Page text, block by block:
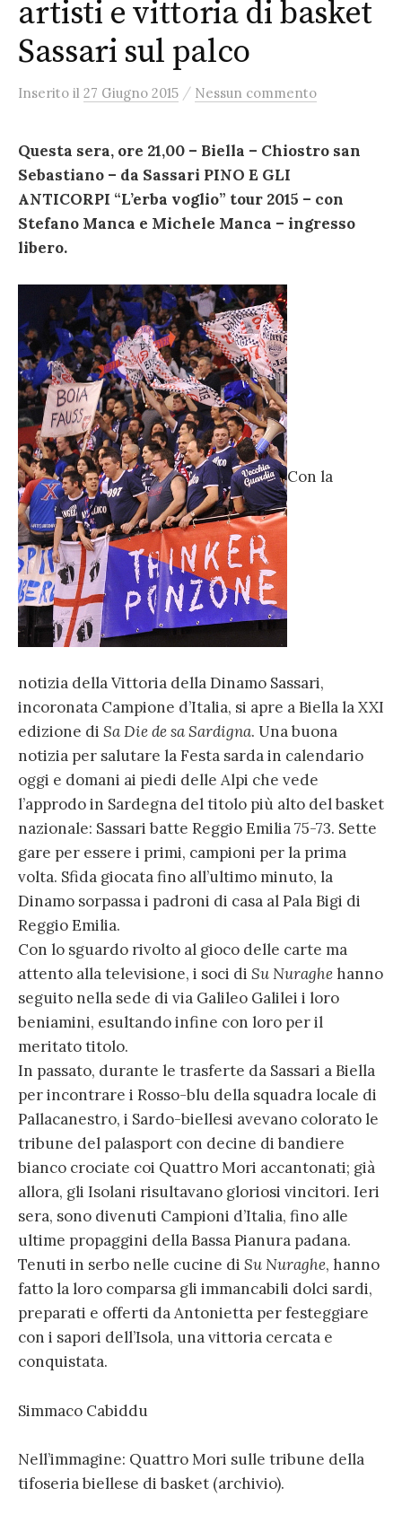
artisti e vittoria di basket
Sassari sul palco
Inserito il 27 Giugno 2015 / Nessun commento
Questa sera, ore 21,00 – Biella – Chiostro san
Sebastiano – da Sassari PINO E GLI
ANTICORPI “L’erba voglio” tour 2015 – con
Stefano Manca e Michele Manca – ingresso
libero.
Con la
notizia della Vittoria della Dinamo Sassari,
incoronata Campione d’Italia, si apre a Biella la XXI
edizione di Sa Die de sa Sardigna. Una buona
notizia per salutare la Festa sarda in calendario
oggi e domani ai piedi delle Alpi che vede
l’approdo in Sardegna del titolo più alto del basket
nazionale: Sassari batte Reggio Emilia 75-73. Sette
gare per essere i primi, campioni per la prima
volta. Sfida giocata fino all’ultimo minuto, la
Dinamo sorpassa i padroni di casa al Pala Bigi di
Reggio Emilia.
Con lo sguardo rivolto al gioco delle carte ma
attento alla televisione, i soci di Su Nuraghehanno
seguito nella sede di via Galileo Galilei i loro
beniamini, esultando infine con loro per il
meritato titolo.
In passato, durante le trasferte da Sassari a Biella
per incontrare i Rosso-blu della squadra locale di
Pallacanestro, i Sardo-biellesi avevano colorato le
tribune del palasport con decine di bandiere
bianco crociate coi Quattro Mori accantonati; già
allora, gli Isolani risultavano gloriosi vincitori. Ieri
sera, sono divenuti Campioni d’Italia, fino alle
ultime propaggini della Bassa Pianura padana.
Tenuti in serbo nelle cucine di Su Nuraghe, hanno
fatto la loro comparsa gli immancabili dolci sardi,
preparati e offerti da Antonietta per festeggiare
con i sapori dell’Isola, una vittoria cercata e
conquistata.
Simmaco Cabiddu
Nell’immagine: Quattro Mori sulle tribune della
tifoseria biellese di basket (archivio).